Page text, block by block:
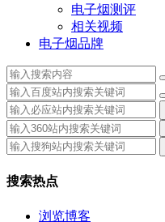
电子烟测评
相关视频
电子烟品牌
搜索热点
浏览博客